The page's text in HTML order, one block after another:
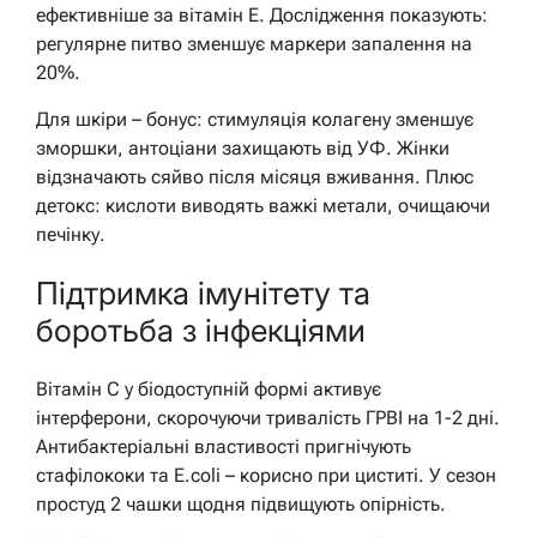
ефективніше за вітамін E. Дослідження показують:
регулярне питво зменшує маркери запалення на
20%.
Для шкіри – бонус: стимуляція колагену зменшує
зморшки, антоціани захищають від УФ. Жінки
відзначають сяйво після місяця вживання. Плюс
детокс: кислоти виводять важкі метали, очищаючи
печінку.
Підтримка імунітету та
боротьба з інфекціями
Вітамін С у біодоступній формі активує
інтерферони, скорочуючи тривалість ГРВІ на 1-2 дні.
Антибактеріальні властивості пригнічують
стафілококи та E.coli – корисно при циститі. У сезон
простуд 2 чашки щодня підвищують опірність.